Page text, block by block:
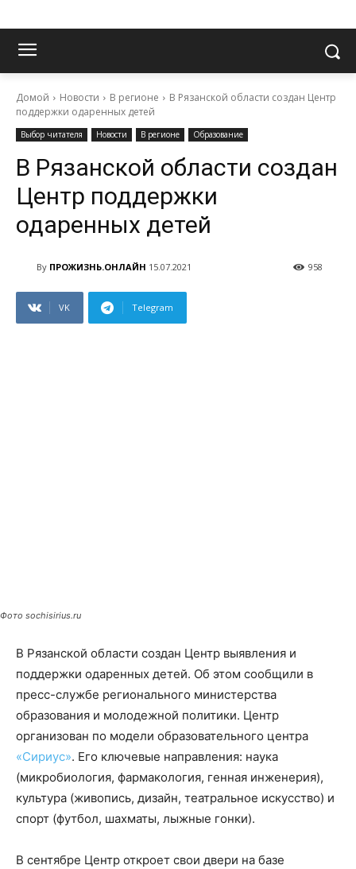
Домой Новости В регионе
В Рязанской области создан Центр
поддержки одаренных детей
Выбор читателя Новости В регионе Образование
В Рязанской области создан
Центр поддержки
одаренных детей
By ПРОЖИЗНЬ.ОНЛАЙН 15.07.2021 958
VK Telegram
Фото sochisirius.ru
В Рязанской области создан Центр выявления и
поддержки одаренных детей. Об этом сообщили в
пресс-службе регионального министерства
образования и молодежной политики. Центр
организован по модели образовательного центра
«Сириус». Его ключевые направления: наука
(микробиология, фармакология, генная инженерия),
культура (живопись, дизайн, театральное искусство) и
спорт (футбол, шахматы, лыжные гонки).
В сентябре Центр откроет свои двери на базе